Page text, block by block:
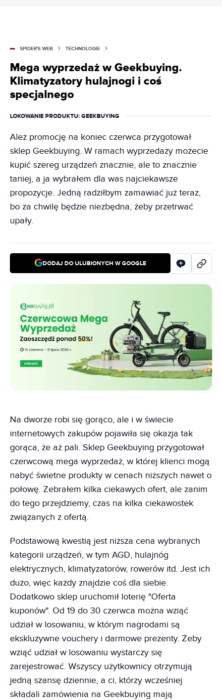
SPIDER'S WEB TECHNOLOGIE
Mega wyprzedaż w Geekbuying.
Klimatyzatory hulajnogi i coś
specjalnego
LOKOWANIE PRODUKTU: GEEKBUYING
Ależ promocję na koniec czerwca przygotował
sklep Geekbuying. W ramach wyprzedaży możecie
kupić szereg urządzeń znacznie, ale to znacznie
taniej, a ja wybrałem dla was najciekawsze
propozycje. Jedną radziłbym zamawiać już teraz,
bo za chwilę będzie niezbędna, żeby przetrwać
upały.
DODAJ DO ULUBIONYCH W GOOGLE
Na dworze robi się gorąco, ale i w świecie
internetowych zakupów pojawiła się okazja tak
gorąca, że aż pali. Sklep Geekbuying przygotował
czerwcową mega wyprzedaż, w której klienci mogą
nabyć świetne produkty w cenach niższych nawet o
połowę. Zebrałem kilka ciekawych ofert, ale zanim
do tego przejdziemy, czas na kilka ciekawostek
związanych z ofertą.
Podstawową kwestią jest niższa cena wybranych
kategorii urządzeń, w tym AGD, hulajnóg
elektrycznych, klimatyzatorów, rowerów itd. Jest ich
dużo, więc każdy znajdzie coś dla siebie.
Dodatkowo sklep uruchomił loterię "Oferta
kuponów". Od 19 do 30 czerwca można wziąć
udział w losowaniu, w którym nagrodami są
ekskluzywne vouchery i darmowe prezenty. Żeby
wziąć udział w losowaniu wystarczy się
zarejestrować. Wszyscy użytkownicy otrzymują
jedną szansę dziennie, a ci, którzy wcześniej
składali zamówienia na Geekbuying mają